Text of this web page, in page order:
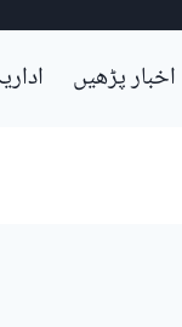
اخبار پڑھیں